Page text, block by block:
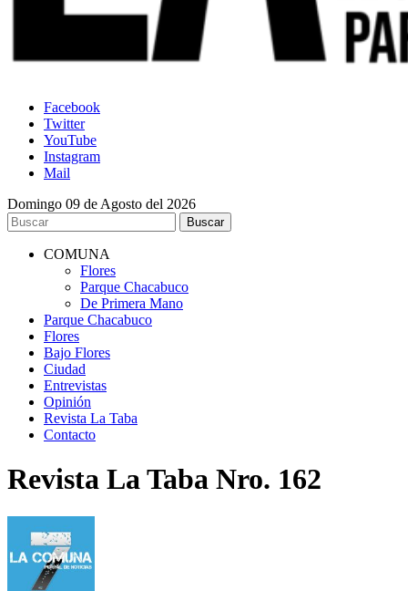
Facebook
Twitter
YouTube
Instagram
Mail
Domingo 09 de Agosto del 2026
COMUNA
Flores
Parque Chacabuco
De Primera Mano
Parque Chacabuco
Flores
Bajo Flores
Ciudad
Entrevistas
Opinión
Revista La Taba
Contacto
Revista La Taba Nro. 162